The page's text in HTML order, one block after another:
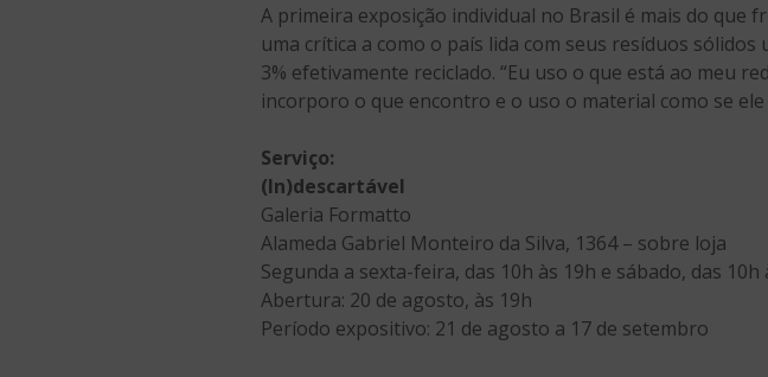
A primeira exposição individual no Brasil é mais do que
uma crítica a como o país lida com seus resíduos
3% efetivamente reciclado. “Eu uso o que está ao meu
incorporo o que encontro e o uso o material como se
Serviço:
(In)descartável
Galeria Formatto
Alameda Gabriel Monteiro da Silva, 1364 – sobre loja
Segunda a sexta-feira, das 10h às 19h e sábado, das 10h
Abertura: 20 de agosto, às 19h
Período expositivo: 21 de agosto a 17 de setembro